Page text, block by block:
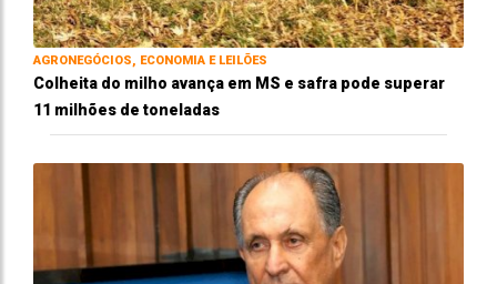
AGRONEGÓCIOS, ECONOMIA E LEILÕES
Colheita do milho avança em MS e safra pode superar
11 milhões de toneladas